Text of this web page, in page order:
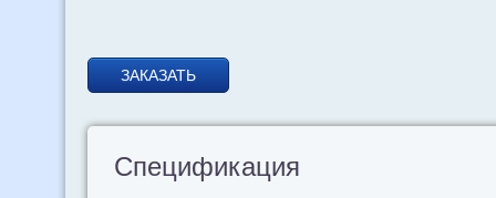
ЗАКАЗАТЬ
Спецификация